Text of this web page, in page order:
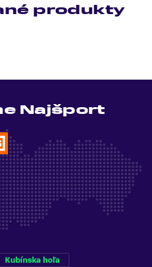
produkty
Najšport
Kubínska hoľa